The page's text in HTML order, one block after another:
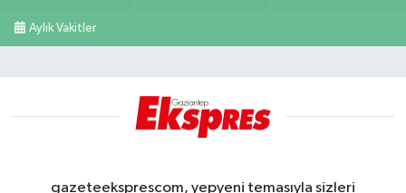
Aylık Vakitler
gazeteeksprescom, yepyeni temasıyla sizleri